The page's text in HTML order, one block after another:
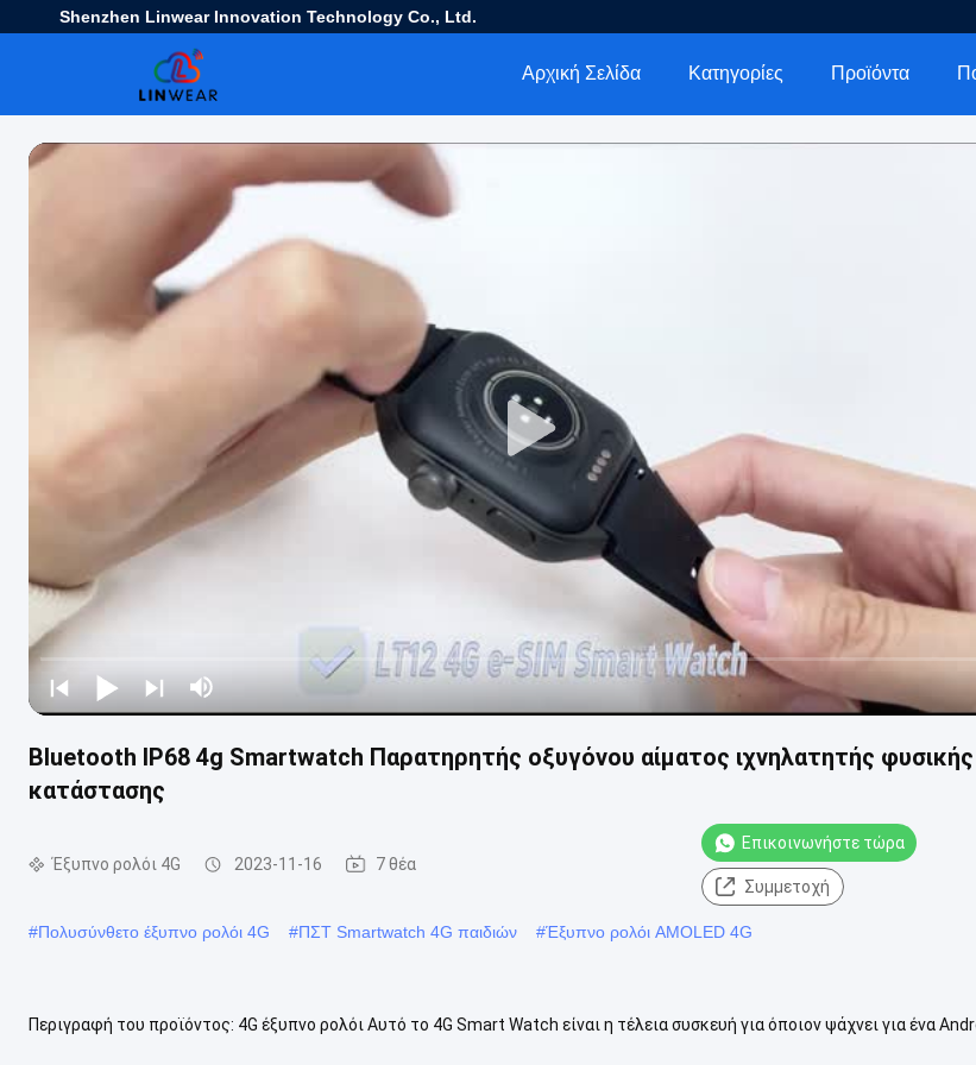
Shenzhen Linwear Innovation Technology Co., Ltd.
Αρχική Σελίδα Κατηγορίες Προϊόντα
Bluetooth IP68 4g Smartwatch Παρατηρητής οξυγόνου αίματος ιχνηλατητής φυσικής
κατάστασης
Έξυπνο ρολόι 4G 2023-11-16 7 θέα
Επικοινωνήστε τώρα
Συμμετοχή
#Πολυσύνθετο έξυπνο ρολόι 4G #ΠΣΤ Smartwatch 4G παιδιών #Έξυπνο ρολόι AMOLED 4G
Περιγραφή του προϊόντος: 4G έξυπνο ρολόι Αυτό το 4G Smart Watch είναι η τέλεια συσκευή για όποιον ψάχνει για ένα